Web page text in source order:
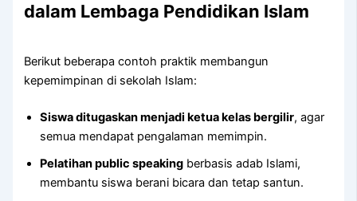
dalam Lembaga Pendidikan Islam
Berikut beberapa contoh praktik membangun
kepemimpinan di sekolah Islam:
Siswa ditugaskan menjadi ketua kelas bergilir, agar
semua mendapat pengalaman memimpin.
Pelatihan public speaking berbasis adab Islami,
membantu siswa berani bicara dan tetap santun.